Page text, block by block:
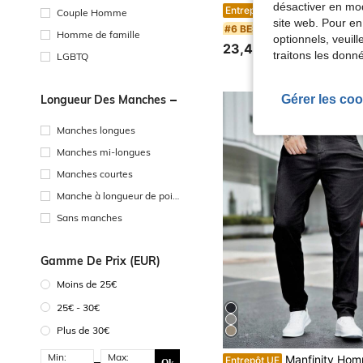
Couple Homme
Homme de famille
LGBTQ
Longueur Des Manches
Manches longues
Manches mi-longues
Manches courtes
Manche à longueur de poig
Sans manches
Gamme De Prix (EUR)
Moins de 25€
25€ - 30€
Plus de 30€
Min: Max:
Entrepôt UE Shorts en jean amples et rétro pour hommes grande
#6 BEST-SELLERS
23,49€
Entrepôt UE Manfinity Homme Pantalon long en denim simple et à la mode
désactiver en
site web. Pour
optionnels,
traitons les
Gérer les